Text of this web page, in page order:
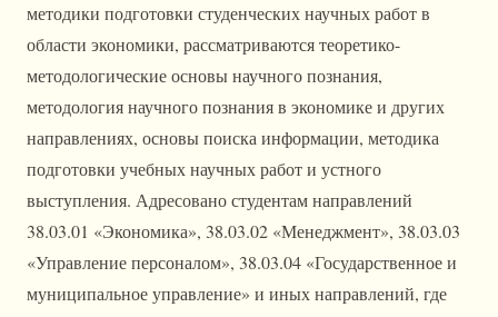
методики подготовки студенческих научных работ в
области экономики, рассматриваются теоретико-
методологические основы научного познания,
методология научного познания в экономике и других
направлениях, основы поиска информации, методика
подготовки учебных научных работ и устного
выступления. Адресовано студентам направлений
38.03.01 «Экономика», 38.03.02 «Менеджмент», 38.03.03
«Управление персоналом», 38.03.04 «Государственное и
муниципальное управление» и иных направлений, где